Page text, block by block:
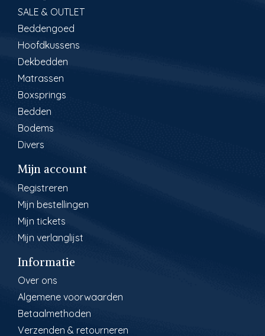
SALE & OUTLET
Beddengoed
Hoofdkussens
Dekbedden
Matrassen
Boxsprings
Bedden
Bodems
Divers
Mijn account
Registreren
Mijn bestellingen
Mijn tickets
Mijn verlanglijst
Informatie
Over ons
Algemene voorwaarden
Betaalmethoden
Verzenden & retourneren